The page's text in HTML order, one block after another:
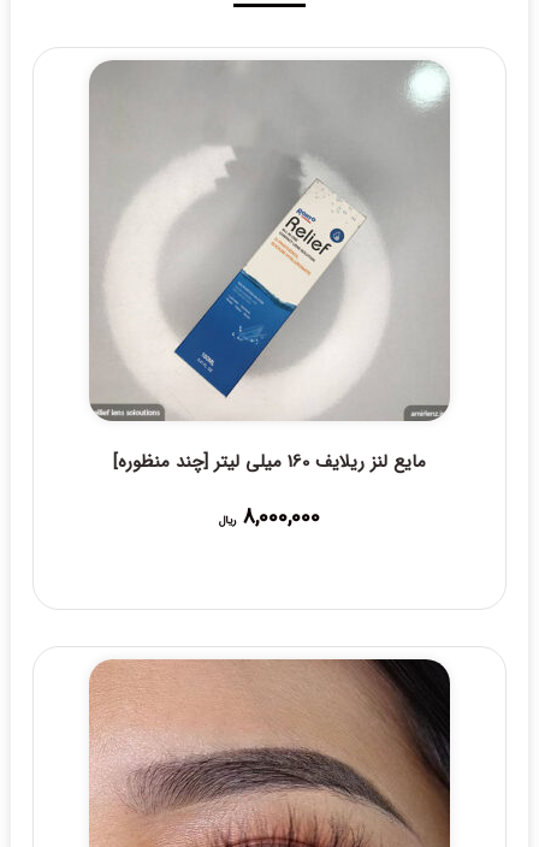
مایع لنز ریلایف 160 میلی لیتر [چند منظوره]
8,000,000 ریال